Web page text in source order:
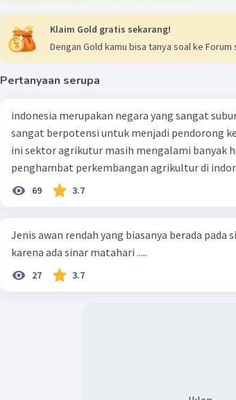
Klaim Gold gratis sekarang!
Dengan Gold kamu bisa tanya soal ke Forum
Pertanyaan serupa
indonesia merupakan negara yang sangat
sangat berpotensi untuk menjadi pendorong
ini sektor agrikutur masih mengalami banyak
penghambat perkembangan agrikultur di
69 3.7
Jenis awan rendah yang biasanya berada
karena ada sinar matahari .....
27 3.7